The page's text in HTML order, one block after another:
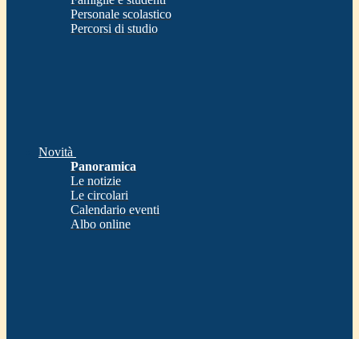
Personale scolastico
Percorsi di studio
Novità
Panoramica
Le notizie
Le circolari
Calendario eventi
Albo online